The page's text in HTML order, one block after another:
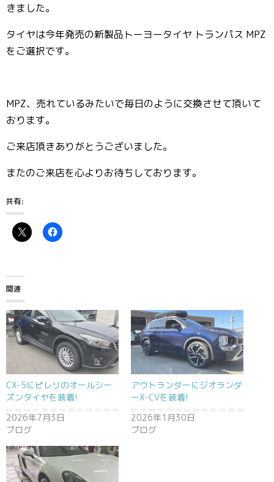
きました。
タイヤは今年発売の新製品トーヨータイヤ トランパス MPZ
をご選択です。
MPZ、売れているみたいで毎日のように交換させて頂いて
おります。
ご来店頂きありがとうございました。
またのご来店を心よりお待ちしております。
共有:
関連
CX-5にピレリのオールシー
ズンタイヤを装着!
2026年7月3日
ブログ
アウトランダーにジオランダ
ーX-CVを装着!
2026年1月30日
ブログ